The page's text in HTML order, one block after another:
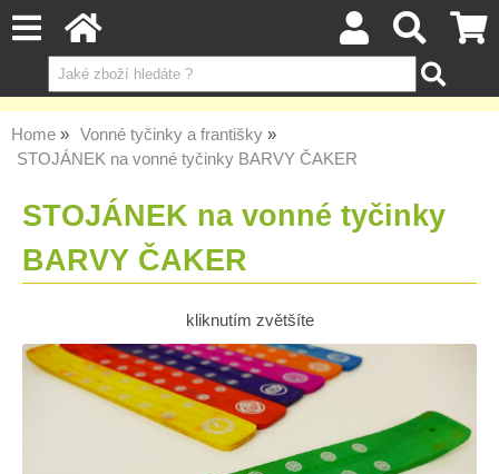
Home
Vonné tyčinky a františky
STOJÁNEK na vonné tyčinky BARVY ČAKER
STOJÁNEK na vonné tyčinky
BARVY ČAKER
kliknutím zvětšíte